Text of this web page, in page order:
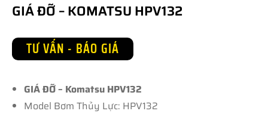
GIÁ ĐỠ – KOMATSU HPV132
TƯ VẤN - BÁO GIÁ
GIÁ ĐỠ – Komatsu HPV132
Model Bơm Thủy Lực: HPV132